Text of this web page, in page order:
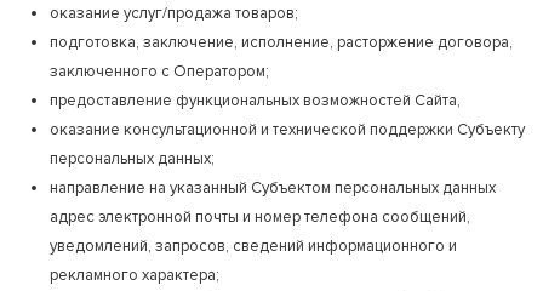
оказание услуг/продажа товаров;
подготовка, заключение, исполнение, расторжение договора,
заключенного с Оператором;
предоставление функциональных возможностей Сайта,
оказание консультационной и технической поддержки Субъекту
персональных данных;
направление на указанный Субъектом персональных данных
адрес электронной почты и номер телефона сообщений,
уведомлений, запросов, сведений информационного и
рекламного характера;